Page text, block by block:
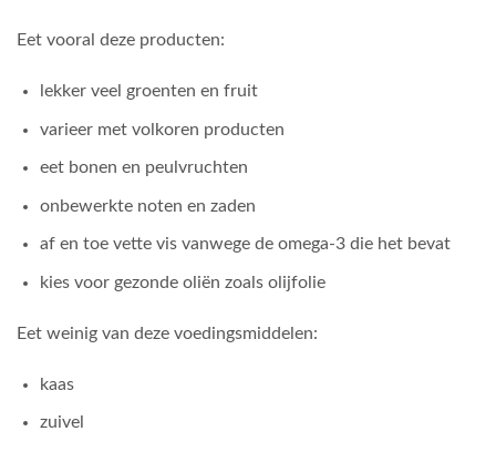
Eet vooral deze producten:
lekker veel groenten en fruit
varieer met volkoren producten
eet bonen en peulvruchten
onbewerkte noten en zaden
af en toe vette vis vanwege de omega-3 die het bevat
kies voor gezonde oliën zoals olijfolie
Eet weinig van deze voedingsmiddelen:
kaas
zuivel